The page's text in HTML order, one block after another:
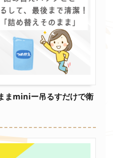
まminiー吊るすだけで衛